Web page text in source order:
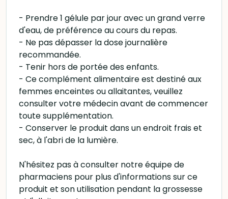
- Prendre 1 gélule par jour avec un grand verre
d'eau, de préférence au cours du repas.
- Ne pas dépasser la dose journalière
recommandée.
- Tenir hors de portée des enfants.
- Ce complément alimentaire est destiné aux
femmes enceintes ou allaitantes, veuillez
consulter votre médecin avant de commencer
toute supplémentation.
- Conserver le produit dans un endroit frais et
sec, à l'abri de la lumière.
N'hésitez pas à consulter notre équipe de
pharmaciens pour plus d'informations sur ce
produit et son utilisation pendant la grossesse